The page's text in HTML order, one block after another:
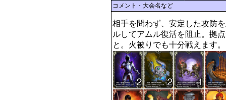
コメント・大会名など
相手を問わず、安定した攻防
ルしてアムル復活を阻止。拠
と。火被りでも十分戦えます